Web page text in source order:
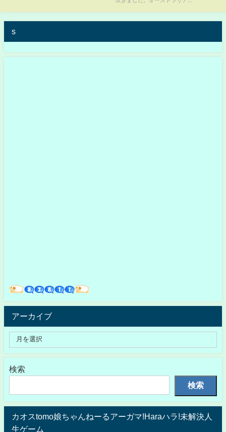
s
アーカイブ
検索
検索
カオスtomo娘ちゃんねーるアーガマ!Haraハラ!未解決人
生ゲーム